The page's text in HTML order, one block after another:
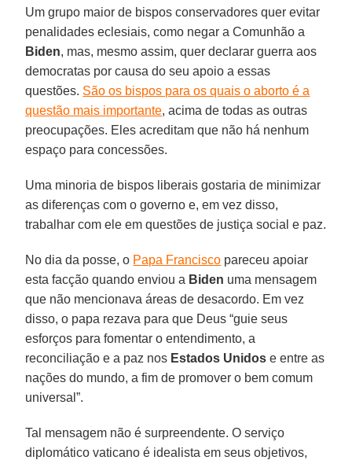
Um grupo maior de bispos conservadores quer evitar
penalidades eclesiais, como negar a Comunhão a
Biden, mas, mesmo assim, quer declarar guerra aos
democratas por causa do seu apoio a essas
questões. São os bispos para os quais o aborto é a
questão mais importante, acima de todas as outras
preocupações. Eles acreditam que não há nenhum
espaço para concessões.
Uma minoria de bispos liberais gostaria de minimizar
as diferenças com o governo e, em vez disso,
trabalhar com ele em questões de justiça social e paz.
No dia da posse, o Papa Francisco pareceu apoiar
esta facção quando enviou a Biden uma mensagem
que não mencionava áreas de desacordo. Em vez
disso, o papa rezava para que Deus “guie seus
esforços para fomentar o entendimento, a
reconciliação e a paz nos Estados Unidos e entre as
nações do mundo, a fim de promover o bem comum
universal”.
Tal mensagem não é surpreendente. O serviço
diplomático vaticano é idealista em seus objetivos,